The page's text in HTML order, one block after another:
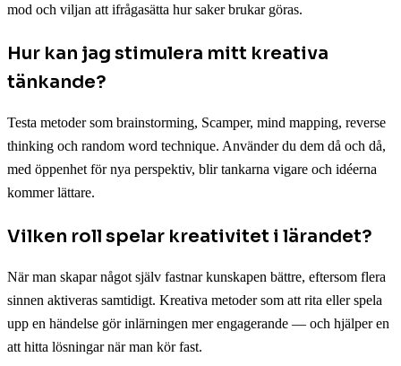
mod och viljan att ifrågasätta hur saker brukar göras.
Hur kan jag stimulera mitt kreativa
tänkande?
Testa metoder som brainstorming, Scamper, mind mapping, reverse
thinking och random word technique. Använder du dem då och då,
med öppenhet för nya perspektiv, blir tankarna vigare och idéerna
kommer lättare.
Vilken roll spelar kreativitet i lärandet?
När man skapar något själv fastnar kunskapen bättre, eftersom flera
sinnen aktiveras samtidigt. Kreativa metoder som att rita eller spela
upp en händelse gör inlärningen mer engagerande — och hjälper en
att hitta lösningar när man kör fast.